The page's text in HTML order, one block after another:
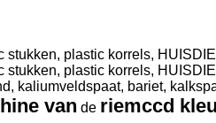
kaliumveldspaat, bariet,
van de riemccd